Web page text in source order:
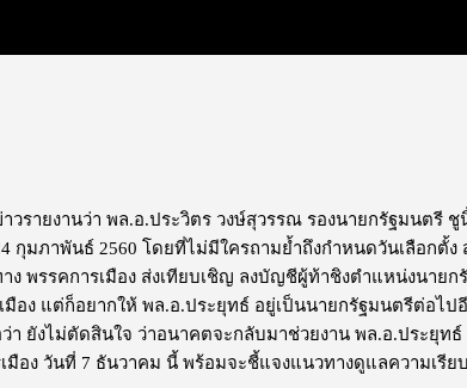
วรายงานว่า พล.อ.ประวิตร วงษ์สุวรรณ​ รอง​นายก​รัฐมนตรี​
กุมภาพันธ์​ 2560 โดยที่ไม่มีใครถามย้ำถึงกำหนดวันเลือกตั้
ง พรรคการเมือง ส่งเทียบเชิญ ลงบัญชีผู้ท้าชิงตำแหน่งนายก
มือง แต่ก็อยากให้ พล.อ.ประยุทธ์ อยู่เป็นนายกรัฐมนตรีต่อไป
า ยังไม่ตัดสินใจ ว่าอนาคตจะกลับมาช่วยงาน พล.อ.ประยุท
อง วันที่ 7 ธันวาคม นี้ พร้อมจะชี้แจงแนวทางดูแลความเรียบ